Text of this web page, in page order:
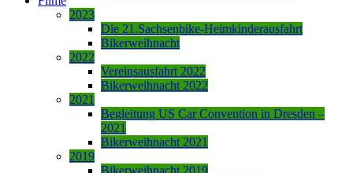
2023
Die 21.Sachsenbike-Heimkinderausfahrt
Bikerweihnacht
2022
Vereinsausfahrt 2022
Bikerweihnacht 2022
2021
Begleitung US Car Convention in Dresden –
2021
Bikerweihnacht 2021
2019
Bikerweihnacht 2019